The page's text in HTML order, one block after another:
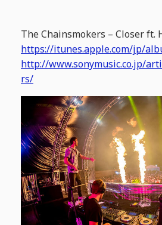
The Chainsmokers – Closer ft.
https://itunes.apple.com/jp/
http://www.sonymusic.co.jp/
rs/